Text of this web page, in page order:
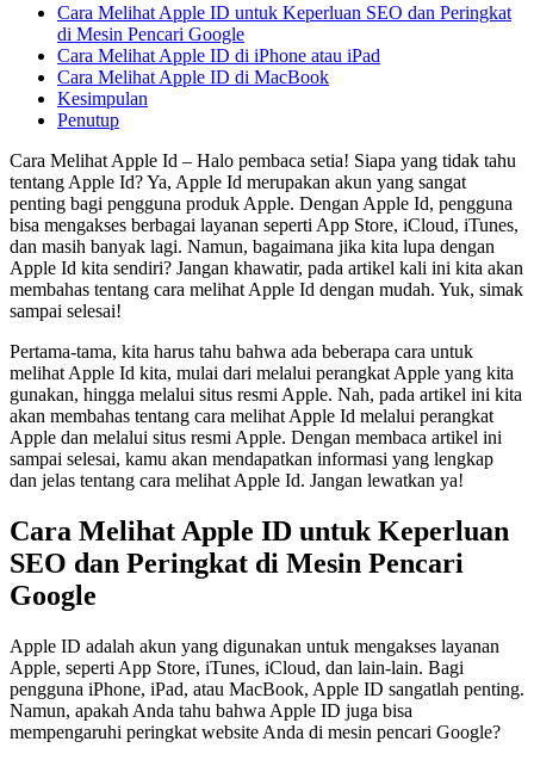
Cara Melihat Apple ID untuk Keperluan SEO dan Peringkat
di Mesin Pencari Google
Cara Melihat Apple ID di iPhone atau iPad
Cara Melihat Apple ID di MacBook
Kesimpulan
Penutup
Cara Melihat Apple Id – Halo pembaca setia! Siapa yang tidak tahu
tentang Apple Id? Ya, Apple Id merupakan akun yang sangat
penting bagi pengguna produk Apple. Dengan Apple Id, pengguna
bisa mengakses berbagai layanan seperti App Store, iCloud, iTunes,
dan masih banyak lagi. Namun, bagaimana jika kita lupa dengan
Apple Id kita sendiri? Jangan khawatir, pada artikel kali ini kita akan
membahas tentang cara melihat Apple Id dengan mudah. Yuk, simak
sampai selesai!
Pertama-tama, kita harus tahu bahwa ada beberapa cara untuk
melihat Apple Id kita, mulai dari melalui perangkat Apple yang kita
gunakan, hingga melalui situs resmi Apple. Nah, pada artikel ini kita
akan membahas tentang cara melihat Apple Id melalui perangkat
Apple dan melalui situs resmi Apple. Dengan membaca artikel ini
sampai selesai, kamu akan mendapatkan informasi yang lengkap
dan jelas tentang cara melihat Apple Id. Jangan lewatkan ya!
Cara Melihat Apple ID untuk Keperluan
SEO dan Peringkat di Mesin Pencari
Google
Apple ID adalah akun yang digunakan untuk mengakses layanan
Apple, seperti App Store, iTunes, iCloud, dan lain-lain. Bagi
pengguna iPhone, iPad, atau MacBook, Apple ID sangatlah penting.
Namun, apakah Anda tahu bahwa Apple ID juga bisa
mempengaruhi peringkat website Anda di mesin pencari Google?